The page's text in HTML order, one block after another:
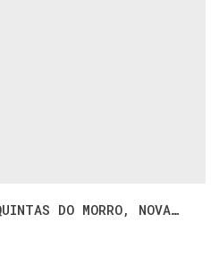
DO MORRO, NOVA